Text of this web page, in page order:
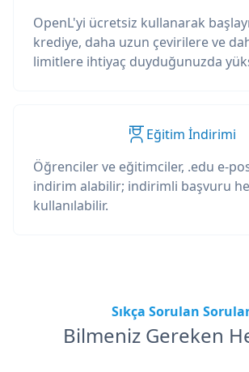
OpenL'yi ücretsiz kullanarak
krediye, daha uzun çevirilere ve
limitlere ihtiyaç duyduğunuzda
Eğitim İndirimi
Öğrenciler ve eğitimciler, .edu e-
indirim alabilir; indirimli başvuru
kullanılabilir.
Sıkça Sorulan
Bilmeniz Gereken